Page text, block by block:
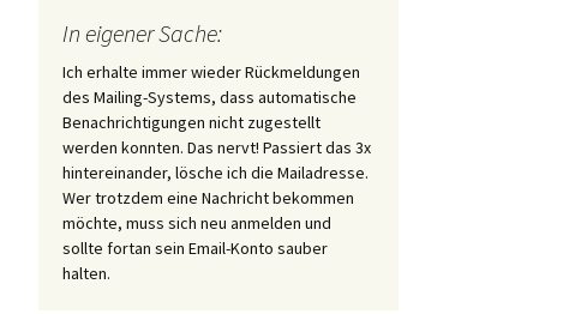
In eigener Sache:
Ich erhalte immer wieder Rückmeldungen
des Mailing-Systems, dass automatische
Benachrichtigungen nicht zugestellt
werden konnten. Das nervt! Passiert das 3x
hintereinander, lösche ich die Mailadresse.
Wer trotzdem eine Nachricht bekommen
möchte, muss sich neu anmelden und
sollte fortan sein Email-Konto sauber
halten.